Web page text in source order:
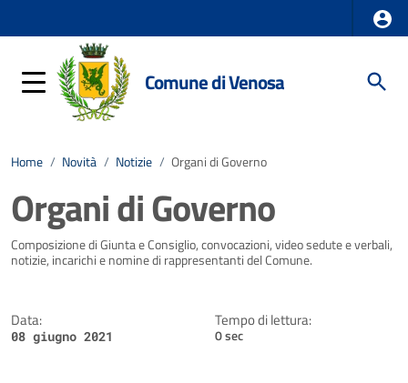
Comune di Venosa
Home / Novità / Notizie / Organi di Governo
Organi di Governo
Dettagli della notizia
Composizione di Giunta e Consiglio, convocazioni, video sedute e verbali,
notizie, incarichi e nomine di rappresentanti del Comune.
Data:
08 giugno 2021
Tempo di lettura:
0 sec